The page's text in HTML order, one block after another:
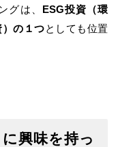
グは、 ESG投資（環
の１つとしても位置
興味を持っ